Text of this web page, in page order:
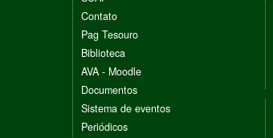
Contato
Pag Tesouro
Biblioteca
AVA - Moodle
Documentos
Sistema de eventos
Periódicos